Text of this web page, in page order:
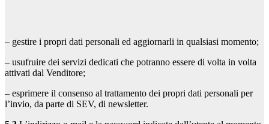
– gestire i propri dati personali ed aggiornarli in qualsiasi momento;
– usufruire dei servizi dedicati che potranno essere di volta in volta
attivati dal Venditore;
– esprimere il consenso al trattamento dei propri dati personali per
l’invio, da parte di SEV, di newsletter.